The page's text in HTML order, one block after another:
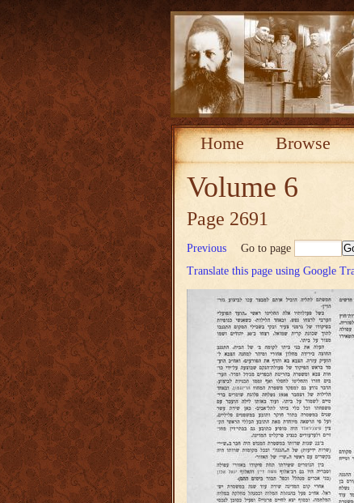
Home Browse
Volume 6
Page 2691
Previous Go to page
Translate this page using Google